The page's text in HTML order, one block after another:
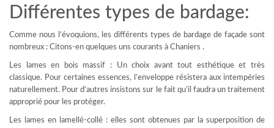
Différentes types de bardage:
Comme nous l’évoquions, les différents types de bardage de façade sont
nombreux : Citons-en quelques uns courants à Chaniers .
Les lames en bois massif : Un choix avant tout esthétique et très
classique. Pour certaines essences, l’enveloppe résistera aux intempéries
naturellement. Pour d’autres insistons sur le fait qu’il faudra un traitement
approprié pour les protéger.
Les lames en lamellé-collé : elles sont obtenues par la superposition de